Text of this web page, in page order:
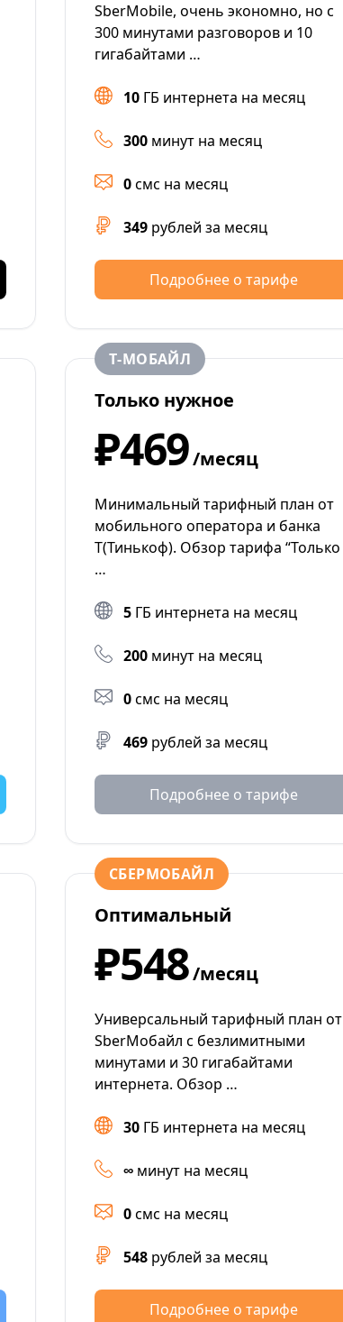
SberMobile, очень экономно, но с
300 минутами разговоров и 10
гигабайтами …
10 ГБ интернета на месяц
300 минут на месяц
0смс на месяц
349 рублей за месяц
Подробнее о тарифе
Т‑МОБАЙЛ
Только нужное
₽469/месяц
Минимальный тарифный план от
мобильного оператора и банка
Т(Тинькоф). Обзор тарифа “Только
…
5 ГБ интернета на месяц
200 минут на месяц
0смс на месяц
469 рублей за месяц
Подробнее о тарифе
СБЕРМОБАЙЛ
Оптимальный
₽548/месяц
Универсальный тарифный план от
SberМобайл с безлимитными
минутами и 30 гигабайтами
интернета. Обзор …
30 ГБ интернета на месяц
∞ минут на месяц
0смс на месяц
548 рублей за месяц
Подробнее о тарифе